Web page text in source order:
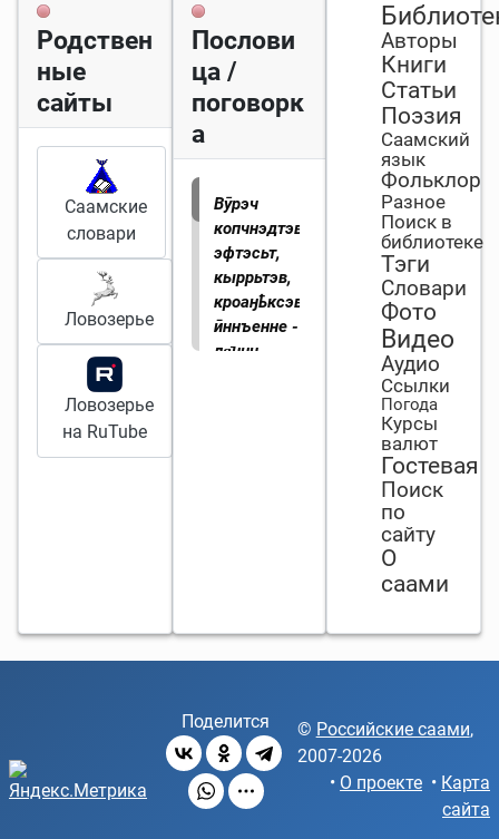
Родствен
ные
сайты
Саамские
словари
Ловозерье
Ловозерье
на RuTube
Послови
ца /
поговорк
а
Вӯрэч
копчнэдтэв
эфтэсьт,
кыррьтэв,
кроаӈҍксэв
ӣннъенне -
ля̄ннч
плохая
от времени
года.
Авторы
Книги
Статьи
Поэзия
Саамский
язык
Фольклор
Разное
Поиск в
библиотеке
Тэги
Словари
Фото
Видео
Аудио
Ссылки
Погода
Курсы
валют
Гостевая
Поиск
по
сайту
О
саами
Поделится © Российские саами,
2007-2026
• О проекте • Карта
сайта